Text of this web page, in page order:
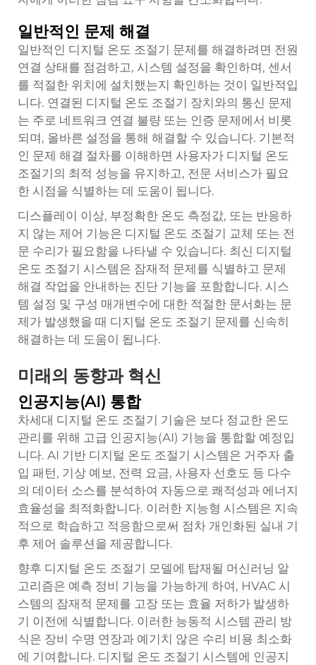
일반적인 문제 해결
일반적인 디지털 온도 조절기 문제를 해결하려면 전원
연결 상태를 점검하고, 시스템 설정을 확인하며, 센서
를 적절한 위치에 설치했는지 확인하는 것이 일반적입
니다. 연결된 디지털 온도 조절기 장치와의 통신 문제
는 주로 네트워크 연결 불량 또는 인증 문제에서 비롯
되며, 올바른 설정을 통해 해결할 수 있습니다. 기본적
인 문제 해결 절차를 이해하면 사용자가 디지털 온도
조절기의 최적 성능을 유지하고, 전문 서비스가 필요
한 시점을 식별하는 데 도움이 됩니다.
디스플레이 이상, 부정확한 온도 측정값, 또는 반응하
지 않는 제어 기능은 디지털 온도 조절기 교체 또는 전
문 수리가 필요함을 나타낼 수 있습니다. 최신 디지털
온도 조절기 시스템은 잠재적 문제를 식별하고 문제
해결 작업을 안내하는 진단 기능을 포함합니다. 시스
템 설정 및 구성 매개변수에 대한 적절한 문서화는 문
제가 발생했을 때 디지털 온도 조절기 문제를 신속히
해결하는 데 도움이 됩니다.
미래의 동향과 혁신
인공지능(AI) 통합
차세대 디지털 온도 조절기 기술은 보다 정교한 온도
관리를 위해 고급 인공지능(AI) 기능을 통합할 예정입
니다. AI 기반 디지털 온도 조절기 시스템은 거주자 출
입 패턴, 기상 예보, 전력 요금, 사용자 선호도 등 다수
의 데이터 소스를 분석하여 자동으로 쾌적성과 에너지
효율성을 최적화합니다. 이러한 지능형 시스템은 지속
적으로 학습하고 적응함으로써 점차 개인화된 실내 기
후 제어 솔루션을 제공합니다.
향후 디지털 온도 조절기 모델에 탑재될 머신러닝 알
고리즘은 예측 정비 기능을 가능하게 하여, HVAC 시
스템의 잠재적 문제를 고장 또는 효율 저하가 발생하
기 이전에 식별합니다. 이러한 능동적 시스템 관리 방
식은 장비 수명 연장과 예기치 않은 수리 비용 최소화
에 기여합니다. 디지털 온도 조절기 시스템에 인공지